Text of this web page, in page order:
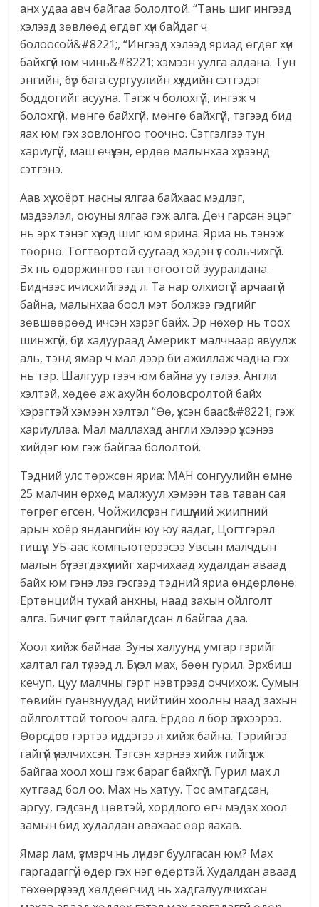
анх удаа авч байгаа бололтой. “Тань шиг ингээд
хэлээд зөвлөөд өгдөг хүн байдаг ч
болоосой&#8221;, “Ингээд хэлээд яриад өгдөг хүн
байхгүй юм чинь&#8221; хэмээн уулга алдана. Тун
энгийн, бүр бага сургуулийн хүүхдийн сэтгэдэг
боддогийг асууна. Тэгж ч болохгүй, ингэж ч
болохгүй, мөнгө байхгүй, мөнгө байхгүй, тэгээд бид
яах юм гэх зовлонгоо тоочно. Сэтгэлгээ тун
хариугүй, маш өчүүхэн, ердөө малынхаа хүрээнд
сэтгэнэ.
Аав хүү хоёрт насны ялгаа байхаас мэдлэг,
мэдээлэл, оюуны ялгаа гэж алга. Дөч гарсан эцэг
нь эрх тэнэг хүүхэд шиг юм ярина. Яриа нь тэнэж
төөрнө. Тогтвортой суугаад хэдэн үг сольчихгүй.
Эх нь өдөржингөө гал тогоотой зууралдана.
Биднээс ичисхийгээд л. Та нар олхиогүй арчаагүй
байна, малынхаа боол мэт болжээ гэдгийг
зөвшөөрөөд ичсэн хэрэг байх. Эр нөхөр нь тоох
шинжгүй, бүр хадуураад Америкт малчнаар явуулж
аль, тэнд ямар ч мал дээр би ажиллаж чадна гэх
нь тэр. Шалгуур гээч юм байна уу гэлээ. Англи
хэлтэй, хөдөө аж ахуйн боловсролтой байх
хэрэгтэй хэмээн хэлтэл “Өө, үхсэн баас&#8221; гэж
хариуллаа. Мал маллахад англи хэлээр үхсэнээ
хийдэг юм гэж байгаа бололтой.
Тэдний улс төржсөн яриа: МАН сонгуулийн өмнө
25 малчин өрхөд малжуул хэмээн тав таван сая
төгрөг өгсөн, Чойжилсүрэн гишүүний жиипний
арын хоёр яндангийн юу юу яадаг, Цогтгэрэл
гишүүн УБ-аас компьютерээсээ Увсын малчдын
малын бүтээгдэхүүнийг харчихаад худалдан аваад
байх юм гэнэ лээ гэсгээд тэдний яриа өндөрлөнө.
Ертөнцийн тухай анхны, наад захын ойлголт
алга. Бичиг үсэгт тайлагдсан л байгаа даа.
Хоол хийж байнаа. Зуны халуунд умгар гэрийг
халтал гал түлээд л. Бүхэл мах, бөөн гурил. Эрхбиш
кечуп, цуу малчны гэрт нэвтрээд оччихож. Сумын
төвийн гуанзнуудад нийтийн хоолны наад захын
ойлголттой тогооч алга. Ердөө л бор зүрхээрээ.
Өөрсдөө гэртээ иддэгээ л хийж байна. Тэрийгээ
гайгүй үнэлчихсэн. Тэгсэн хэрнээ хийж гийгүүлж
байгаа хоол хош гэж бараг байхгүй. Гурил мах л
хутгаад бол оо. Мах нь хатуу. Тос амтагдсан,
аргуу, гэдсэнд цөвтэй, хордлого өгч мэдэх хоол
замын бид худалдан авахаас өөр яахав.
Ямар лам, үзмэрч нь лүндэг буулгасан юм? Мах
гаргадаггүй өдөр гэх нэг өдөртэй. Худалдан аваад
төхөөрүүлээд хөлдөөгчид нь хадгалуулчихсан